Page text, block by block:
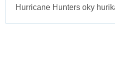
Hurricane Hunters oky